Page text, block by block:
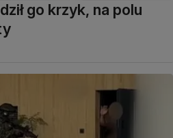
go krzyk, na polu